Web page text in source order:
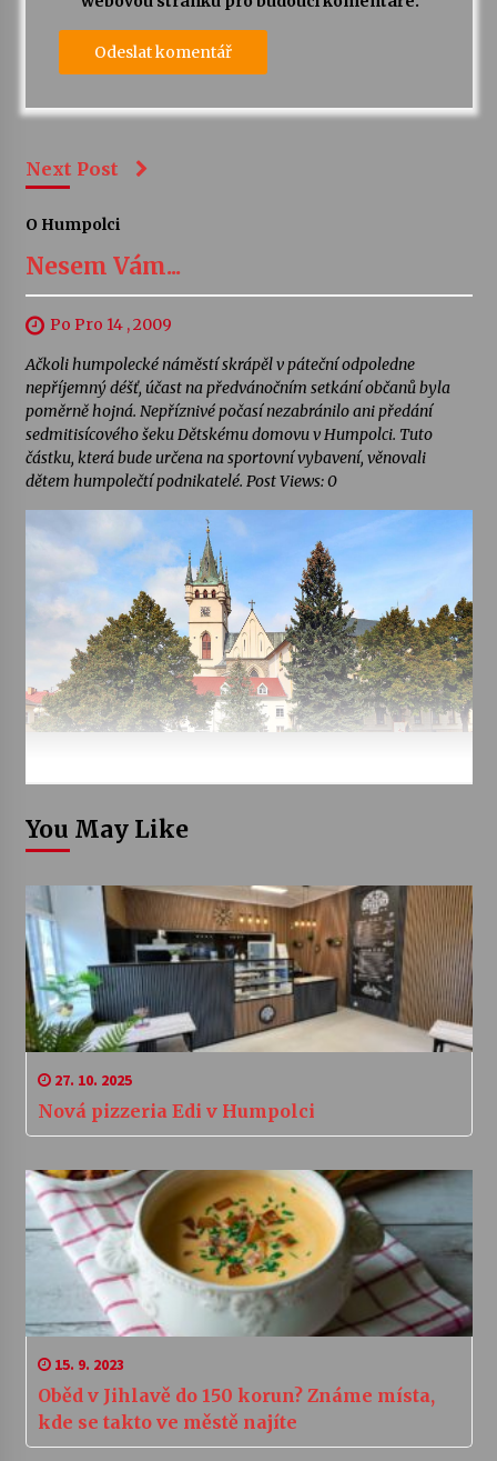
Next Post
O Humpolci
Nesem Vám...
Po Pro 14 , 2009
Ačkoli humpolecké náměstí skrápěl v páteční odpoledne
nepříjemný déšť, účast na předvánočním setkání občanů byla
poměrně hojná. Nepříznivé počasí nezabránilo ani předání
sedmitisícového šeku Dětskému domovu v Humpolci. Tuto
částku, která bude určena na sportovní vybavení, věnovali
dětem humpolečtí podnikatelé. Post Views: 0
You May Like
27. 10. 2025
Nová pizzeria Edi v Humpolci
15. 9. 2023
Oběd v Jihlavě do 150 korun? Známe místa,
kde se takto ve městě najíte